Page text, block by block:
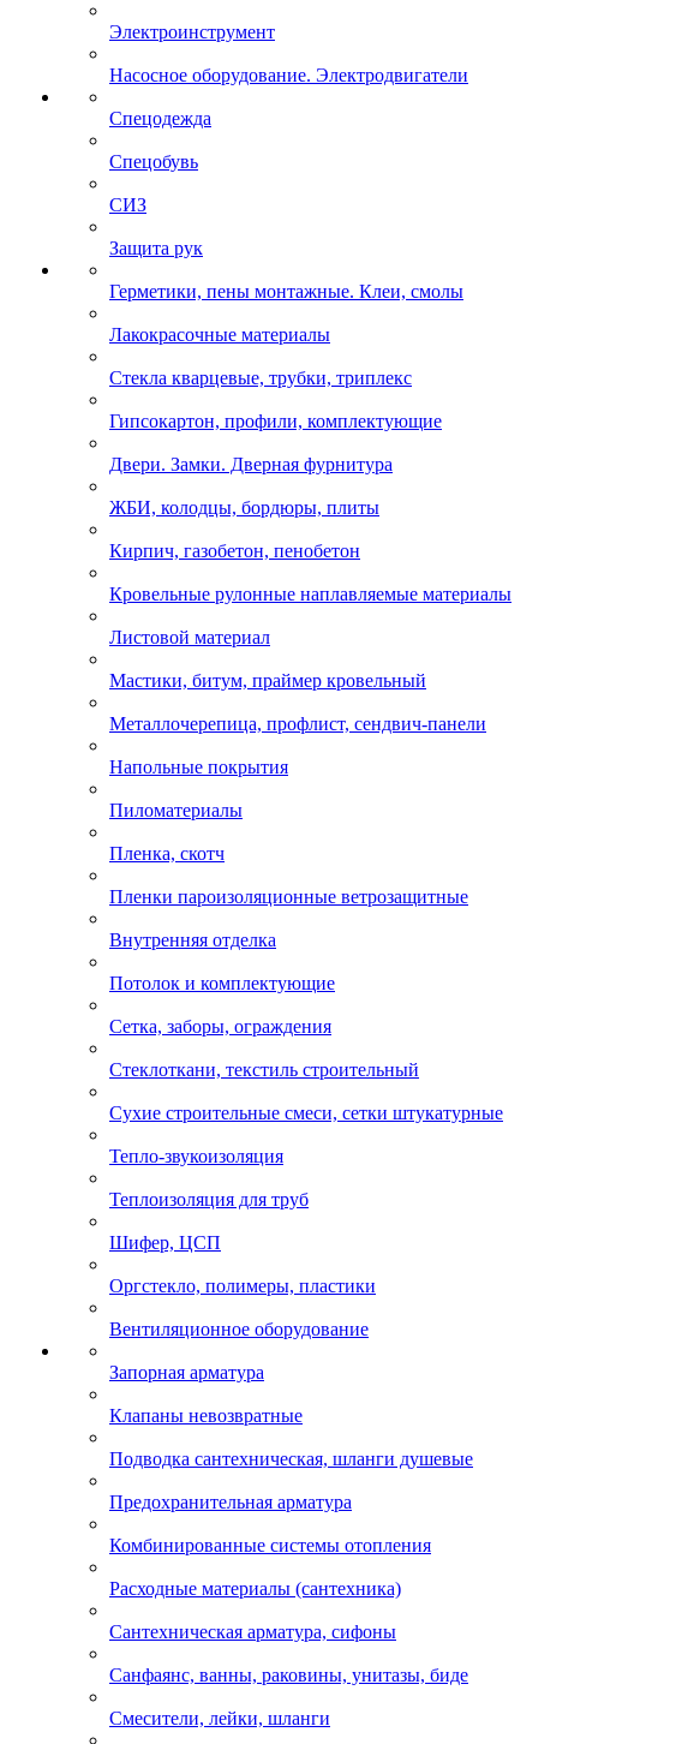
Электроинструмент
Насосное оборудование. Электродвигатели
Спецодежда
Спецобувь
СИЗ
Защита рук
Герметики, пены монтажные. Клеи, смолы
Лакокрасочные материалы
Стекла кварцевые, трубки, триплекс
Гипсокартон, профили, комплектующие
Двери. Замки. Дверная фурнитура
ЖБИ, колодцы, бордюры, плиты
Кирпич, газобетон, пенобетон
Кровельные рулонные наплавляемые материалы
Листовой материал
Мастики, битум, праймер кровельный
Металлочерепица, профлист, сендвич-панели
Напольные покрытия
Пиломатериалы
Пленка, скотч
Пленки пароизоляционные ветрозащитные
Внутренняя отделка
Потолок и комплектующие
Сетка, заборы, ограждения
Стеклоткани, текстиль строительный
Сухие строительные смеси, сетки штукатурные
Тепло-звукоизоляция
Теплоизоляция для труб
Шифер, ЦСП
Оргстекло, полимеры, пластики
Вентиляционное оборудование
Запорная арматура
Клапаны невозвратные
Подводка сантехническая, шланги душевые
Предохранительная арматура
Комбинированные системы отопления
Расходные материалы (сантехника)
Сантехническая арматура, сифоны
Санфаянс, ванны, раковины, унитазы, биде
Смесители, лейки, шланги